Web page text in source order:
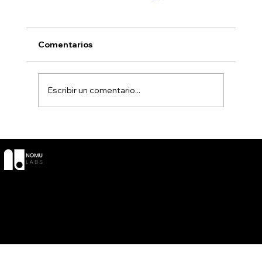
The Nomu Hour 2025 wrapped
Comentarios
Escribir un comentario...